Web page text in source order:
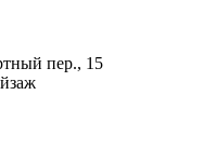
пер., 15